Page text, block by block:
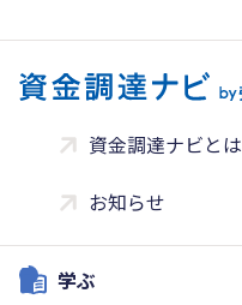
資金調達ナビとは
お知らせ
学ぶ